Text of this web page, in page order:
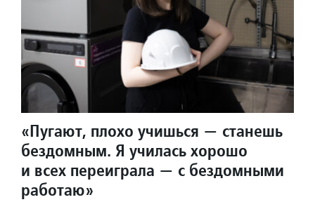
«Пугают, плохо учишься — станешь
бездомным. Я училась хорошо
и всех переиграла — с бездомными
работаю»